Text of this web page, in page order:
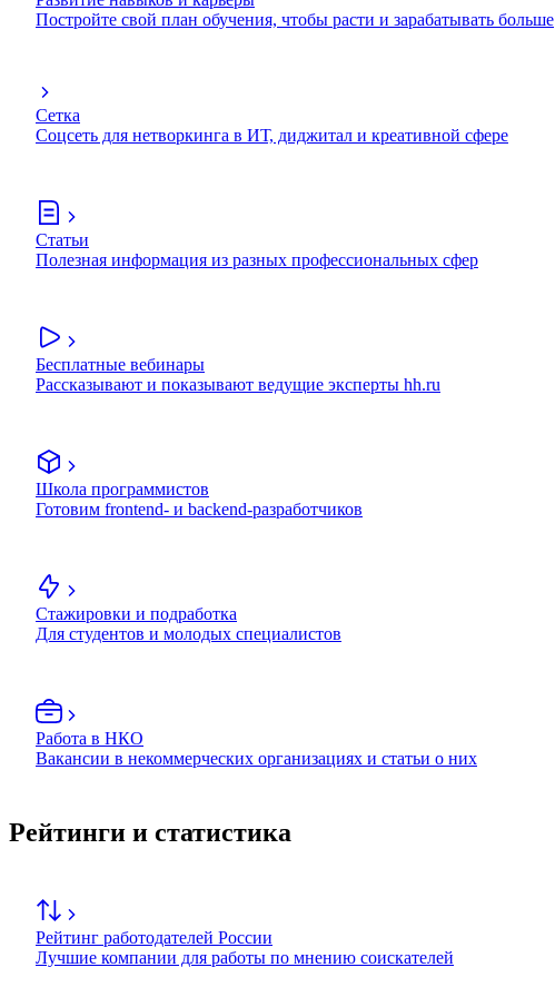
Постройте свой план обучения, чтобы расти и зарабатывать больше
Сетка
Соцсеть для нетворкинга в ИТ, диджитал и креативной сфере
Статьи
Полезная информация из разных профессиональных сфер
Бесплатные вебинары
Рассказывают и показывают ведущие эксперты hh.ru
Школа программистов
Готовим frontend- и backend-разработчиков
Стажировки и подработка
Для студентов и молодых специалистов
Работа в НКО
Вакансии в некоммерческих организациях и статьи о них
Рейтинги и статистика
Рейтинг работодателей России
Лучшие компании для работы по мнению соискателей